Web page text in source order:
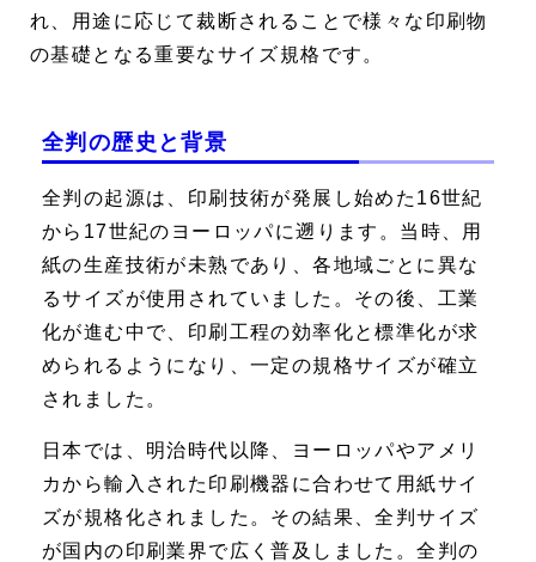
れ、用途に応じて裁断されることで様々な印刷物
の基礎となる重要なサイズ規格です。
全判の歴史と背景
全判の起源は、印刷技術が発展し始めた16世紀
から17世紀のヨーロッパに遡ります。当時、用
紙の生産技術が未熟であり、各地域ごとに異な
るサイズが使用されていました。その後、工業
化が進む中で、印刷工程の効率化と標準化が求
められるようになり、一定の規格サイズが確立
されました。
日本では、明治時代以降、ヨーロッパやアメリ
カから輸入された印刷機器に合わせて用紙サイ
ズが規格化されました。その結果、全判サイズ
が国内の印刷業界で広く普及しました。全判の